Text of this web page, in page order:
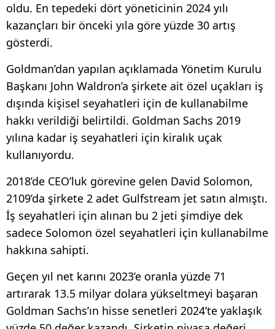
oldu. En tepedeki dört yöneticinin 2024 yılı
kazançları bir önceki yıla göre yüzde 30 artış
gösterdi.
Goldman’dan yapılan açıklamada Yönetim Kurulu
Başkanı John Waldron’a şirkete ait özel uçakları iş
dışında kişisel seyahatleri için de kullanabilme
hakkı verildiği belirtildi. Goldman Sachs 2019
yılına kadar iş seyahatleri için kiralık uçak
kullanıyordu.
2018’de CEO’luk görevine gelen David Solomon,
2109’da şirkete 2 adet Gulfstream jet satın almıştı.
İş seyahatleri için alınan bu 2 jeti şimdiye dek
sadece Solomon özel seyahatleri için kullanabilme
hakkına sahipti.
Geçen yıl net karını 2023’e oranla yüzde 71
artırarak 13.5 milyar dolara yükseltmeyi başaran
Goldman Sachs’ın hisse senetleri 2024’te yaklaşık